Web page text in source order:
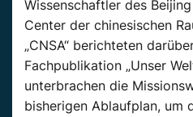
Wissenschaftler des
Center der chinesischen
„CNSA“ berichteten
Fachpublikation „Unser
unterbrachen die
bisherigen Ablaufplan, um